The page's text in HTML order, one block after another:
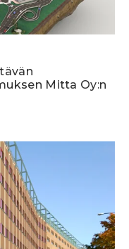
Mitta Oy:n